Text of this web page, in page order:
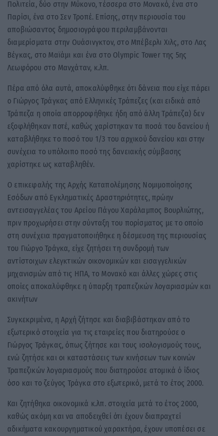
Πολιτεία, δύο στην Μύκονο, τέσσερα στο Μονακό, ένα στο
Παρίσι, ένα στο Σεν Τροπέ. Επίσης, στην περιουσία του
αποβιώσαντος δημοσιογράφου περιλαμβάνονται
διαμερίσματα στην Ουάσινγκτον, στο Μπέβερλι Χιλς, στο Λας
Βέγκας, στο Μαϊάμι και ένα στο Olympic Tower της 5ης
Λεωφόρου στο Μανχάταν, κ.λπ.
Πέρα από όλα αυτά, αποκαλύφθηκε ότι δάνεια που είχε πάρει
ο Γιώργος Τράγκας από Ελληνικές Τράπεζες (και ειδικά από
Τράπεζα η οποία απορροφήθηκε ήδη από άλλη Τράπεζα) δεν
εξοφλήθηκαν ποτέ, καθώς χαρίστηκαν τα ποσά του δανείου ή
καταβλήθηκε το ποσό του 1/3 του αρχικού δανείου και στην
συνέχεια το υπόλοιπο ποσό της δανειακής σύμβασης
χαρίστηκε ως καταβληθέν.
Ο επικεφαλής της Αρχής Καταπολέμησης Νομιμοποίησης
Εσόδων από Εγκληματικές Δραστηριότητες, πρώην
αντεισαγγελέας του Αρείου Πάγου Χαράλαμπος Βουρλιώτης,
πριν προχωρήσει στην σύνταξη του πορίσματος με το οποίο
στη συνέχεια πραγματοποιήθηκε η δέσμευση της περιουσίας
του Γιώργο Τράγκα, είχε ζητήσει τη συνδρομή των
αντίστοιχων ελεγκτικών οικονομικών και εισαγγελικών
μηχανισμών από τις ΗΠΑ, το Μονακό και άλλες χώρες στις
οποίες αποκαλύφθηκε η ύπαρξη τραπεζικών λογαριασμών και
ακινήτων
Συγκεκριμένα, η Αρχή ζήτησε και διαβιβάστηκαν από το
εξωτερικό στοιχεία για τις εταιρείες που διατηρούσε ο
Γιώργος Τράγκας, όπως ζήτησε και τους ισολογισμούς τους,
ενώ ζητήσε και οι καταστάσεις των κινήσεων των κοινών
Τραπεζικών λογαριασμούς που διατηρούσε ατομικά ό ίδιος
όσο και το ζεύγος Τράγκα στο εξωτερικό, μετά το έτος 2000.
Και ζητήθηκα οικονομικά κ.λπ. στοιχεία μετά το έτος 2000,
καθώς ακόμη και να αποδειχθεί ότι έχουν διαπραχτεί
αδικήματα κακουργηματικού χαρακτήρα, έχουν υποπέσει σε